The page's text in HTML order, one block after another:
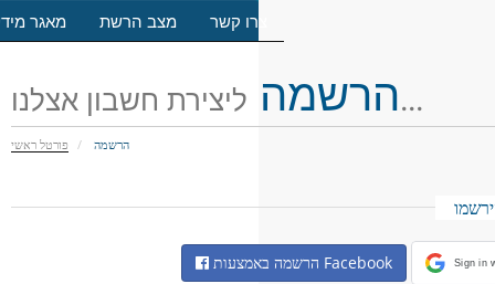
מאגר מצב הרשת צרו קשר
הרשמהליצירת חשבון אצלנו...
פורטל ראשי הרשמה
הרשמה באמצעות Facebook Sign in